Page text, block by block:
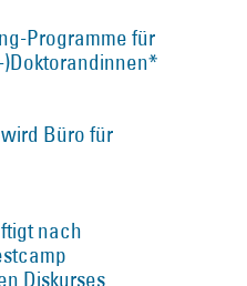
Programme für
Büro für
nach
Diskurses